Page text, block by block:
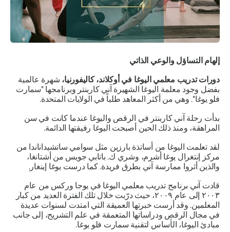
إلهام التساؤل والوعي الذاتي
دورات تدريب معلمي اليوغا في أوكلاند، كاليفورنيا،شهرة عالمية
بفضل وجود معلمة اليوغا الشهيرة آني كاربنتر وبرنامجها "سمارت
فلو يوغا". وهي من أكثر المعاهد طلباً في الولايات المتحدة.
بدأت رحلة آني كاربنتر في الرقص واليوغا عندما كانت في سن
المراهقة، ومنذ ذلك الحين أصبحت اليوغا رفيقتها الدائمة.
لقد تعلمت اليوغا من أساتذة بارزين مثل سوامي ساتشيداناندا من
مركز إنتغرال يوغا أشرم، وشري ك. باتابي جويس من أشتانغا،
والذين أثروا ممارسة آني بطرق فريدة. كما درست يوغا إينغار.
قادت آني برنامج تدريب معلمي اليوغا في يوجا وركس من عام
٢٠٠٣ إلى عام ٢٠٠٩، حيث درّبت خلال تلك الفترة العديد من كبار
المعلمين. وقد أرست خبرتها العميقة التي امتدت لسنوات عديدة
في مجال الرقص ودراساتها المتعمقة في علم التشريح، إلى جانب
مبادئ اليوغا، الأساس لتقنية سمارت فلو يوغا.